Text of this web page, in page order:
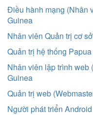
Điều hành mạng (Nhân
Guinea
Nhân viên Quản trị cơ
Quản trị hệ thống
Nhân viên lập trình
Guinea
Quản trị web
Người phát triển